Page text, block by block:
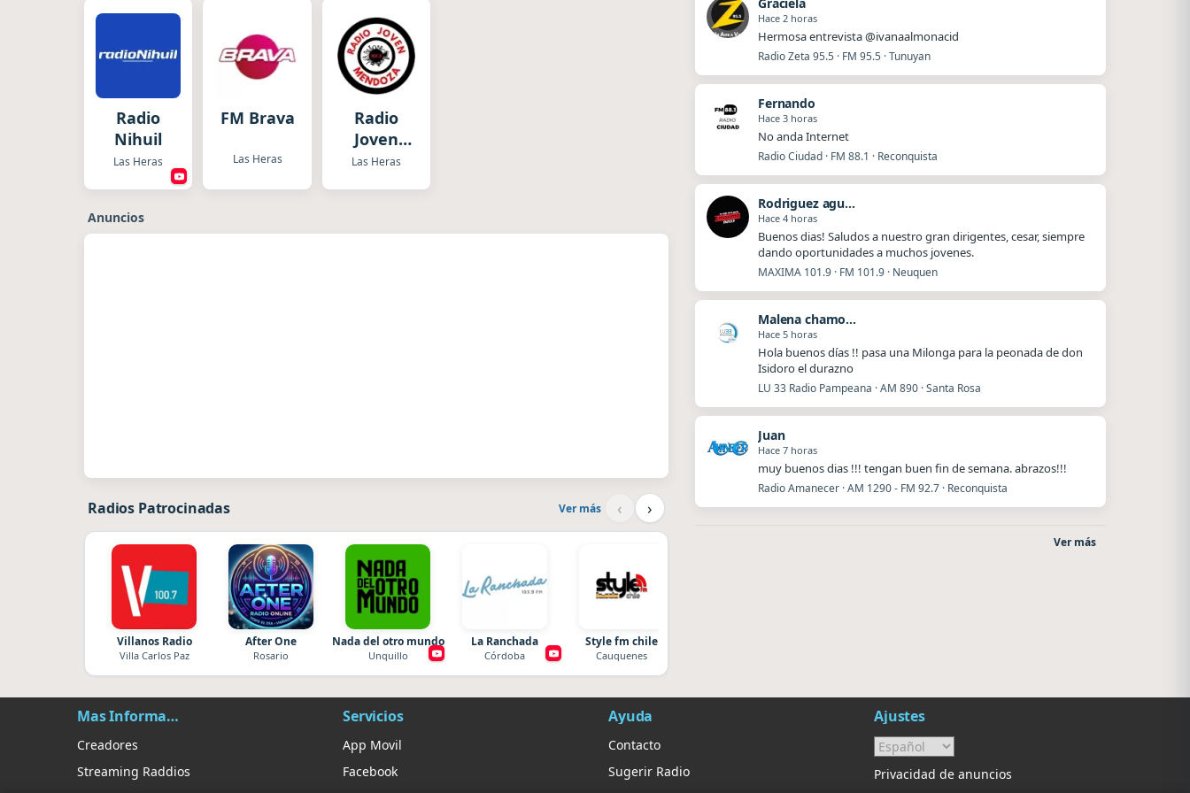
Radio
Nihuil
Las Heras
FM Brava
Las Heras
Radio
Joven
Mendoza
Las Heras
Anuncios
Radios Patrocinadas Ver más ‹ ›
Villanos Radio
Villa Carlos Paz
After One
Rosario
Nada del otro mundo
Unquillo
La Ranchada
Córdoba
Style fm chile
Cauquenes
Hace 2 horas
Hermosa entrevista @ivanaalmonacid
Radio Zeta 95.5 · FM 95.5 · Tunuyan
Fernando
Hace 3 horas
No anda Internet
Radio Ciudad · FM 88.1 · Reconquista
Rodriguez agustin
Hace 4 horas
Buenos dias! Saludos a nuestro gran dirigentes, cesar, siempre
dando oportunidades a muchos jovenes.
MAXIMA 101.9 · FM 101.9 · Neuquen
Malena chamorro
Hace 5 horas
Hola buenos días !! pasa una Milonga para la peonada de don
Isidoro el durazno
LU 33 Radio Pampeana · AM 890 · Santa Rosa
Juan
Hace 7 horas
muy buenos dias !!! tengan buen fin de semana. abrazos!!!
Radio Amanecer · AM 1290 - FM 92.7 · Reconquista
Ver más
Mas Información
Creadores
Streaming Raddios
Servicios
App Movil
Facebook
Ayuda
Contacto
Sugerir Radio
Ajustes
Privacidad de anuncios